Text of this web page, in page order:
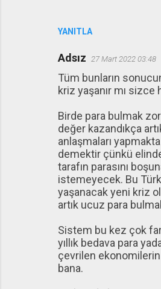
YANITLA
Adsız 27 Mart 2022 03:48
Tüm bunların
kriz yaşanır mı sizce
Birde para bulmak
değer kazandıkça
anlaşmaları
demektir çünkü
tarafın parasını
istemeyecek. Bu
yaşanacak yeni kriz
artık ucuz para
Sistem bu kez çok
yıllık bedava para
çevrilen
bana.